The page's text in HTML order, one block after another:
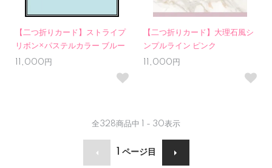
【二つ折りカード】ストライプ
リボン×パステルカラー ブルー
11,000円
【二つ折りカード】大理石風シ
ンプルライン ピンク
11,000円
全328商品中 1 - 30表示
ページ目